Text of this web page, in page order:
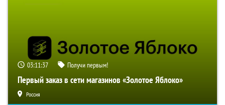
03:11:36 Получи первым!
Первый заказ в сети магазинов «Золотое Яблоко»
Россия